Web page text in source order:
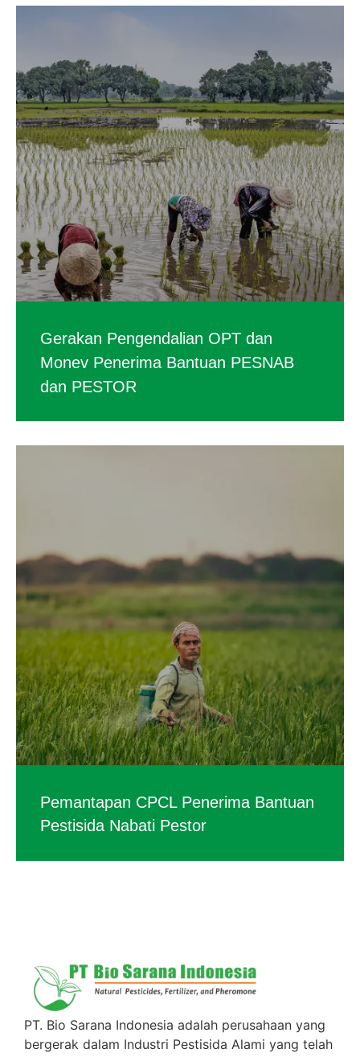
Gerakan Pengendalian OPT dan
Monev Penerima Bantuan PESNAB
dan PESTOR
Pemantapan CPCL Penerima Bantuan
Pestisida Nabati Pestor
PT. Bio Sarana Indonesia adalah perusahaan yang
bergerak dalam Industri Pestisida Alami yang telah